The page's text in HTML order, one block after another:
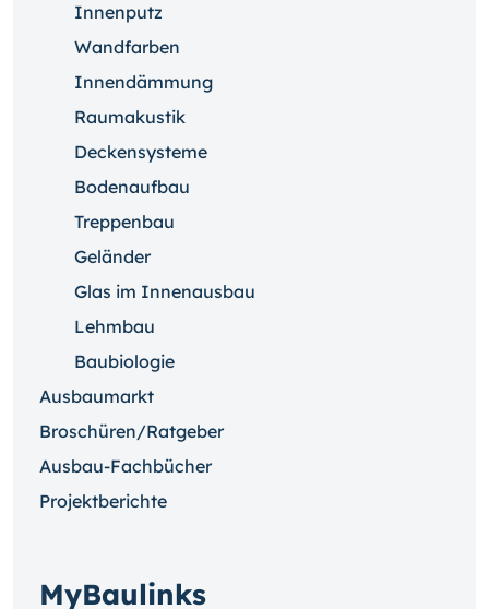
Innenputz
Wandfarben
Innendämmung
Raumakustik
Deckensysteme
Bodenaufbau
Treppenbau
Geländer
Glas im Innenausbau
Lehmbau
Baubiologie
Ausbaumarkt
Broschüren/Ratgeber
Ausbau-Fachbücher
Projektberichte
MyBaulinks